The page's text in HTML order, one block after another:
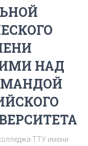
НАД
ТТУ имени